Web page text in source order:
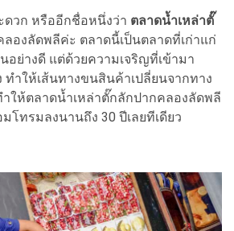
วก หรืออีกชื่อหนึ่งว่า ตลาดน้ำเหล่าตั๊
องลัดพลีค่ะ ตลาดนี้เป็นตลาดที่เก่าแก่
อย่างดี แต่ด้วยความเจริญที่เข้ามา
ำให้เส้นทางขนสินค้าเปลี่ยนจากทาง
ำให้ตลาดน้ำเหล่าตั๊กลักปากคลองลัดพลี
โทรมลงนานถึง 30 ปีเลยทีเดียว